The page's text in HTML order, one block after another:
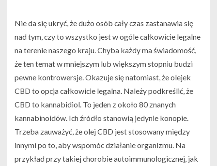
Nie da się ukryć, że dużo osób cały czas zastanawia się
nad tym, czy to wszystko jest w ogóle całkowicie legalne
na terenie naszego kraju. Chyba każdy ma świadomość,
że ten temat w mniejszym lub większym stopniu budzi
pewne kontrowersje. Okazuje się natomiast, że olejek
CBD to opcja całkowicie legalna. Należy podkreślić, że
CBD to kannabidiol. To jeden z około 80 znanych
kannabinoidów. Ich źródło stanowią jedynie konopie.
Trzeba zauważyć, że olej CBD jest stosowany między
innymi po to, aby wspomóc działanie organizmu. Na
przykład przy takiej chorobie autoimmunologicznej, jak